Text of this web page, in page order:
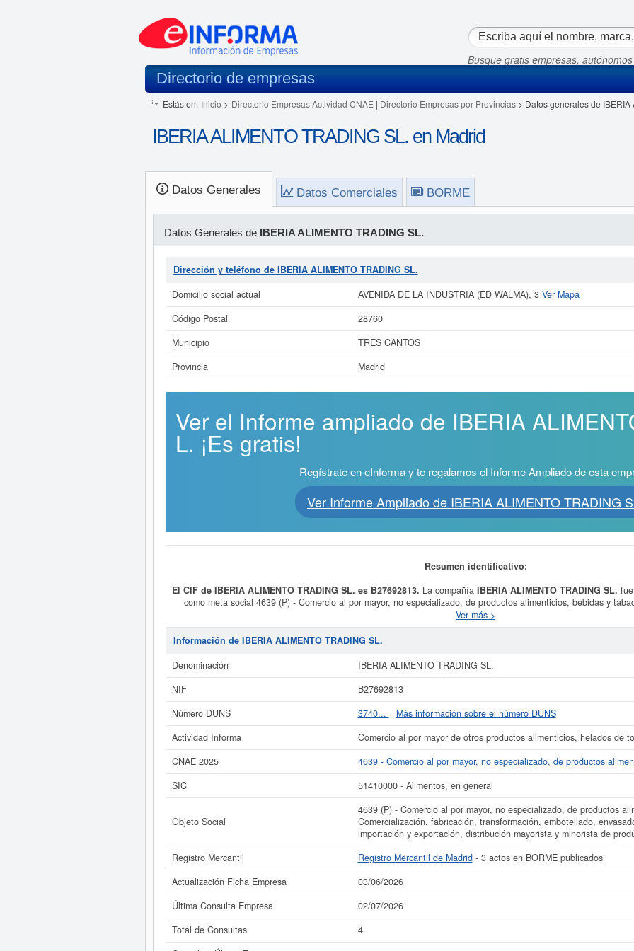
Busque gratis empresas,
Directorio de empresas
Estás en: Inicio > Directorio Empresas Actividad CNAE | Directorio Empresas por Provincias> Datos generales de IBERIA
IBERIA ALIMENTO TRADING SL. en Madrid
Datos Generales Datos Comerciales BORME
Datos Generales de IBERIA ALIMENTO TRADING SL.
Dirección y teléfono de IBERIA ALIMENTO TRADING SL.
Domicilio social actual
AVENIDA DE LA INDUSTRIA (ED WALMA), 3 Ver Mapa
Código Postal
28760
Municipio
TRES CANTOS
Provincia
Madrid
Ver el Informe ampliado de IBERIA
L. ¡Es gratis!
Regístrate en eInforma y te regalamos el Informe Ampliado de esta
Ver Informe Ampliado de IBERIA ALIMENTO TRADING
Resumen identificativo:
El CIF de IBERIA ALIMENTO TRADING SL. es B27692813. La compañía IBERIA ALIMENTO TRADING SL.
como meta social 4639 (P) - Comercio al por mayor, no especializado, de productos alimenticios, bebidas y
transformación, embotellado, envasado, almacenamiento, logística, importación y exportación, distribución
alimenticios y bebidas, materi. Está incluida en la clase CNAE 4639 - Comercio al por mayor, no especializado,
tabaco. Dentro de la clasificación de numeración de empresas SIC,
solicitar lo puede hacer en esta misma página. El patrimonio social aproximado de esta compañía es de
Si está interesado en conocer más datos de la empresa IBERIA ALIMENTO TRADING SL. puede
IBERIA ALIMENTO TRADING SL.
La última actualización del informe de empresa se ha realizado el 03/06/2026.
Ver más >
Información de IBERIA ALIMENTO TRADING SL.
Denominación
IBERIA ALIMENTO TRADING SL.
NIF
B27692813
Número DUNS
3740...
Más información sobre el número DUNS
Actividad Informa
Comercio al por mayor de otros productos alimenticios, helados de
CNAE 2025
4639 - Comercio al por mayor, no especializado, de productos
SIC
51410000 - Alimentos, en general
Objeto Social
4639 (P) - Comercio al por mayor, no especializado, de productos
Comercialización, fabricación, transformación, embotellado,
importación y exportación, distribución mayorista y minorista de
Registro Mercantil
Registro Mercantil de Madrid- 3 actos en BORME publicados
Actualización Ficha Empresa
03/06/2026
Última Consulta Empresa
02/07/2026
Total de Consultas
4